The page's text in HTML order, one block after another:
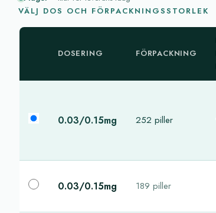
VÄLJ DOS OCH FÖRPACKNINGSSTORLEK
DOSERING FÖRPACKNING
0.03/0.15mg 252 piller
0.03/0.15mg 189 piller